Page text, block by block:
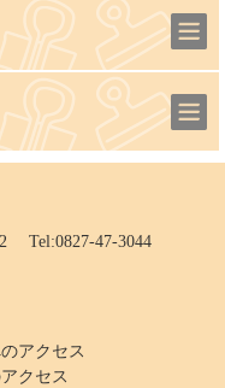
Tel:0827-47-3044
ジ へのアクセス
クセス